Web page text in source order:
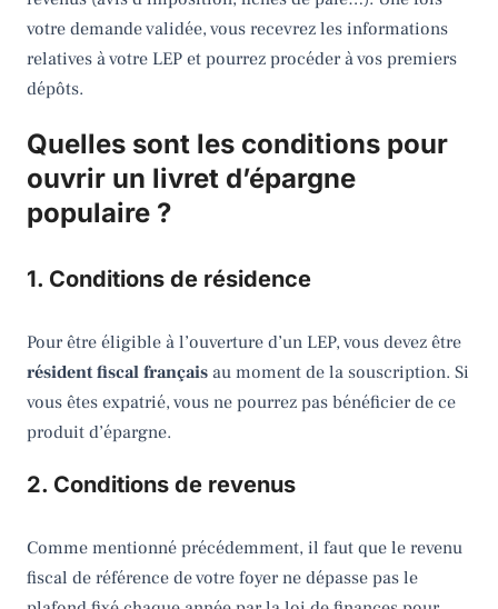
votre demande validée, vous recevrez les informations
relatives à votre LEP et pourrez procéder à vos premiers
dépôts.
Quelles sont les conditions pour
ouvrir un livret d’épargne
populaire ?
1. Conditions de résidence
Pour être éligible à l’ouverture d’un LEP, vous devez être
résident fiscal français au moment de la souscription. Si
vous êtes expatrié, vous ne pourrez pas bénéficier de ce
produit d’épargne.
2. Conditions de revenus
Comme mentionné précédemment, il faut que le revenu
fiscal de référence de votre foyer ne dépasse pas le